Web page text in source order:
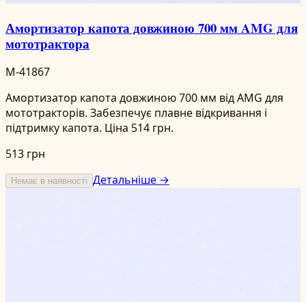
Амортизатор капота довжиною 700 мм AMG для
мототрактора
M-41867
Амортизатор капота довжиною 700 мм від AMG для
мототракторів. Забезпечує плавне відкривання і
підтримку капота. Ціна 514 грн.
513 грн
Немає в наявності Детальніше →